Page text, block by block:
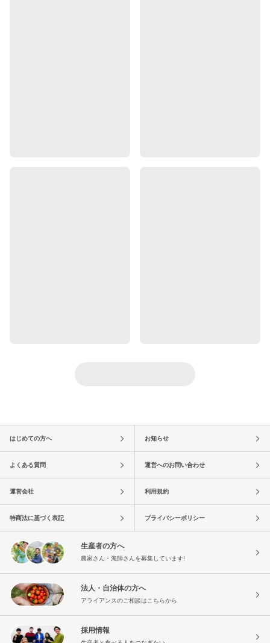
はじめての方へ お知らせ
よくある質問 運営へのお問い合わせ
運営会社 利用規約
特商法に基づく表記 プライバシーポリシー
生産者の方へ
農家さん・漁師さんを募集しています!
法人・自治体の方へ
アライアンスのご相談はこちらから
採用情報